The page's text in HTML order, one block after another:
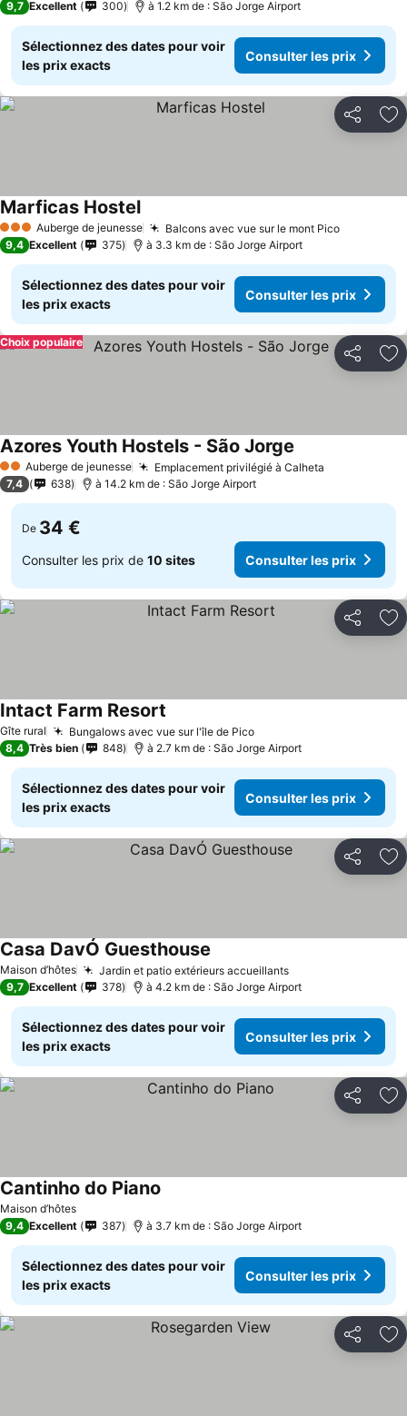
9,7 Excellent 300 à 1.2 km de : São Jorge Airport
Sélectionnez des dates pour voir
les prix exacts
Consulter les prix
Partager
3 ÉtoilesAuberge de jeunesse Balcons avec vue sur le mont Pico
Marficas Hostel
9,4 Excellent 375 à 3.3 km de : São Jorge Airport
Sélectionnez des dates pour voir
les prix exacts
Consulter les prix
Partager
Choix populaire
2 ÉtoilesAuberge de jeunesse Emplacement privilégié à Calheta
Azores Youth Hostels - São Jorge
7,4 638 à 14.2 km de : São Jorge Airport
De 34 €
Consulter les prix de 10 sites Consulter les prix
Partager
Gîte rural Bungalows avec vue sur l'île de Pico
Intact Farm Resort
8,4 Très bien 848 à 2.7 km de : São Jorge Airport
Sélectionnez des dates pour voir
les prix exacts
Consulter les prix
Partager
Maison d’hôtes Jardin et patio extérieurs accueillants
Casa DavÓ Guesthouse
9,7 Excellent 378 à 4.2 km de : São Jorge Airport
Sélectionnez des dates pour voir
les prix exacts
Consulter les prix
Partager
Maison d’hôtes
Cantinho do Piano
9,4 Excellent 387 à 3.7 km de : São Jorge Airport
Sélectionnez des dates pour voir
les prix exacts
Consulter les prix
Partager